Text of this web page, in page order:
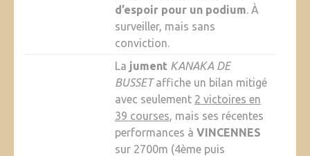
d’espoir pour un podium. À
surveiller, mais sans
conviction.
La jument KANAKA DE
BUSSETaffiche un bilan mitigé
avec seulement 2 victoires en
39 courses, mais ses récentes
performances à VINCENNES
sur 2700m (4ème puis